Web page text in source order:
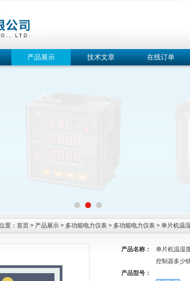
产品展示 技术文章 在线订单
置： 首页 > 产品展示 > 多功能电力仪表 > 多功能电力仪表 > 单片机温
产品名称：
单片机温湿
控制器多少
产品型号：